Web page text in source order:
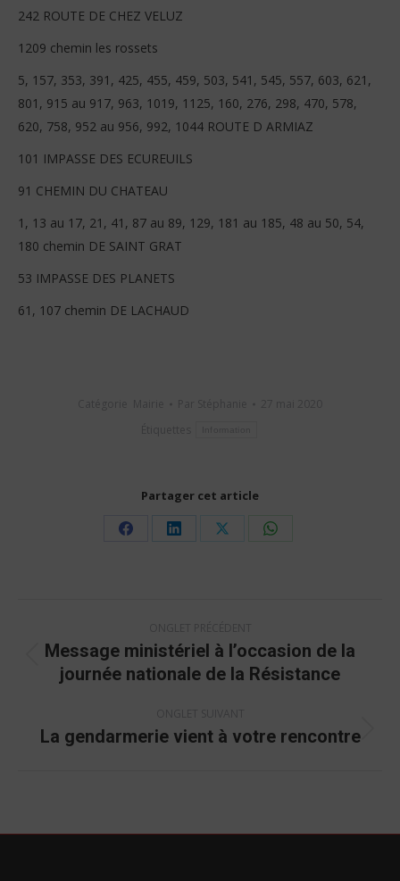
242 ROUTE DE CHEZ VELUZ
1209 chemin les rossets
5, 157, 353, 391, 425, 455, 459, 503, 541, 545, 557, 603, 621,
801, 915 au 917, 963, 1019, 1125, 160, 276, 298, 470, 578,
620, 758, 952 au 956, 992, 1044 ROUTE D ARMIAZ
101 IMPASSE DES ECUREUILS
91 CHEMIN DU CHATEAU
1, 13 au 17, 21, 41, 87 au 89, 129, 181 au 185, 48 au 50, 54,
180 chemin DE SAINT GRAT
53 IMPASSE DES PLANETS
61, 107 chemin DE LACHAUD
Partager cet article
Share
Share
Share
Share
de
commentaire
Onglet
Message ministériel à l’occasion de la
journée nationale de la Résistance
Onglet
La gendarmerie vient à votre rencontre